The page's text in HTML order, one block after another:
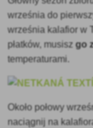
września do
września kalafior w
płatków, musiszgo
temperaturami.
Około połowy
naciągnij na